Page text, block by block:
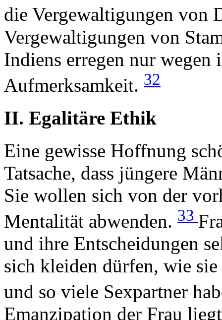
die Vergewaltigungen von
Vergewaltigungen von
Indiens erregen nur wegen
Aufmerksamkeit. 32
II. Egalitäre Ethik
Eine gewisse Hoffnung
Tatsache, dass jüngere
Sie wollen sich von der
Mentalität abwenden. 33
und ihre Entscheidungen
sich kleiden dürfen, wie
und so viele Sexpartner
Emanzipation der Frau